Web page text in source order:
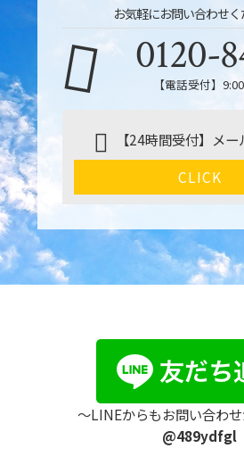
お気軽にお問い合わせく
0120-
【電話受付】
【24時間受付】メ
CLICK
〜LINEからもお問い合わ
@489ydfgl